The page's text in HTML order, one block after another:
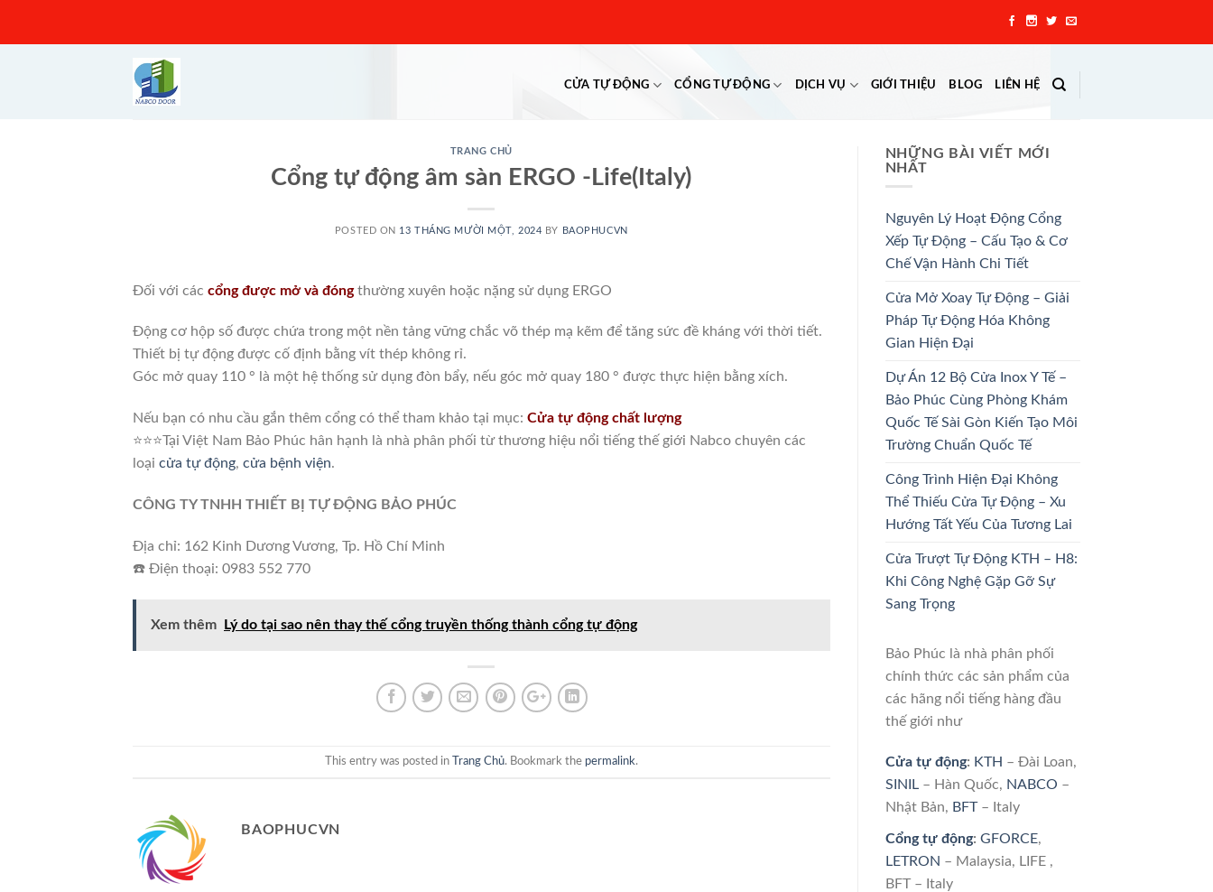
CỬA TỰ ĐỘNG CỔNG TỰ ĐỘNG DỊCH VỤ GIỚI THIỆU BLOG LIÊN HỆ
TRANG CHỦ
Cổng tự động âm sàn ERGO -Life(Italy)
POSTED ON 13 THÁNG MƯỜI MỘT, 2024 BY BAOPHUCVN
Đối với các cổng được mở và đóngthường xuyên hoặc nặng sử dụng ERGO
Động cơ hộp số được chứa trong một nền tảng vững chắc võ thép mạ kẽm để tăng sức đề kháng với thời tiết.
Thiết bị tự động được cố định bằng vít thép không rỉ.
Góc mở quay 110 ° là một hệ thống sử dụng đòn bẩy, nếu góc mở quay 180 ° được thực hiện bằng xích.
Nếu bạn có nhu cầu gắn thêm cổng có thể tham khảo tại mục: Cửa tự động chất lượng
⭐️⭐️⭐️Tại Việt Nam Bảo Phúc hân hạnh là nhà phân phối từ thương hiệu nổi tiếng thế giới Nabco chuyên các
loại cửa tự động, cửa bệnh viện.
CÔNG TY TNHH THIẾT BỊ TỰ ĐỘNG BẢO PHÚC
Địa chỉ: 162 Kinh Dương Vương, Tp. Hồ Chí Minh
☎️ Điện thoại: 0983 552 770
Xem thêm Lý do tại sao nên thay thế cổng truyền thống thành cổng tự động
This entry was posted in Trang Chủ. Bookmark the permalink.
BAOPHUCVN
NHỮNG BÀI VIẾT MỚI
NHẤT
Nguyên Lý Hoạt Động Cổng
Xếp Tự Động – Cấu Tạo & Cơ
Chế Vận Hành Chi Tiết
Cửa Mở Xoay Tự Động – Giải
Pháp Tự Động Hóa Không
Gian Hiện Đại
Dự Án 12 Bộ Cửa Inox Y Tế –
Bảo Phúc Cùng Phòng Khám
Quốc Tế Sài Gòn Kiến Tạo Môi
Trường Chuẩn Quốc Tế
Công Trình Hiện Đại Không
Thể Thiếu Cửa Tự Động – Xu
Hướng Tất Yếu Của Tương Lai
Cửa Trượt Tự Động KTH – H8:
Khi Công Nghệ Gặp Gỡ Sự
Sang Trọng
Bảo Phúc là nhà phân phối
chính thức các sản phẩm của
các hãng nổi tiếng hàng đầu
thế giới như
Cửa tự động: KTH – Đài Loan,
SINIL– Hàn Quốc, NABCO –
Nhật Bản, BFT– Italy
Cổng tự động: GFORCE,
LETRON – Malaysia, LIFE ,
BFT – Italy